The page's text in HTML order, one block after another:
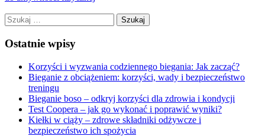
Szukaj:
Ostatnie wpisy
Korzyści i wyzwania codziennego biegania: Jak zacząć?
Bieganie z obciążeniem: korzyści, wady i bezpieczeństwo
treningu
Bieganie boso – odkryj korzyści dla zdrowia i kondycji
Test Coopera – jak go wykonać i poprawić wyniki?
Kiełki w ciąży – zdrowe składniki odżywcze i
bezpieczeństwo ich spożycia